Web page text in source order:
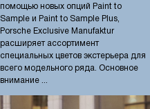
помощью новых опций Paint to
Sample и Paint to Sample Plus,
Porsche Exclusive Manufaktur
расширяет ассортимент
специальных цветов экстерьера для
всего модельного ряда. Основное
внимание ...